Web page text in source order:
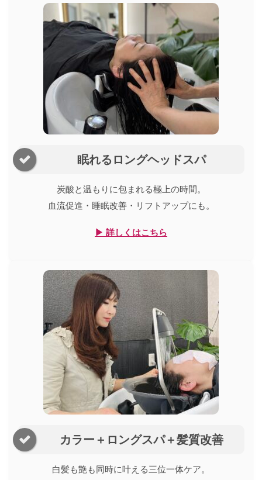
眠れるロングヘッドスパ
炭酸と温もりに包まれる極上の時間。
血流促進・睡眠改善・リフトアップにも。
▶ 詳しくはこちら
カラー＋ロングスパ＋髪質改善
白髪も艶も同時に叶える三位一体ケア。